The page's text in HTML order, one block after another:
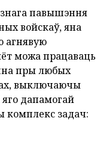
павышэння
войскаў, яна
агнявую
можа працаваць
пры любых
выключаючы
дапамогай
задач: